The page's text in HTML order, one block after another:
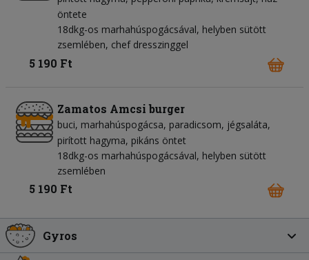
öntete
18dkg-os marhahúspogácsával, helyben sütött
zsemlében, chef dresszinggel
5 190 Ft
Zamatos Amcsi burger
buci marhahúspogácsa paradicsom jégsaláta
pirított hagyma pikáns öntet
18dkg-os marhahúspogácsával, helyben sütött
zsemlében
5 190 Ft
Gyros